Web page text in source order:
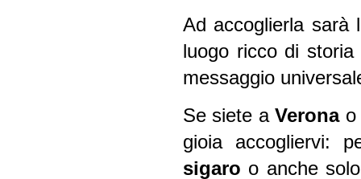
Ad accoglierla
luogo ricco di
messaggio
Se siete aVeronao
gioia accogliervi:
sigaro o anche